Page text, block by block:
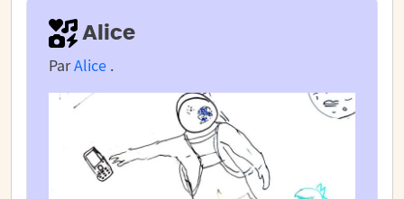
Alice
ParAlice .